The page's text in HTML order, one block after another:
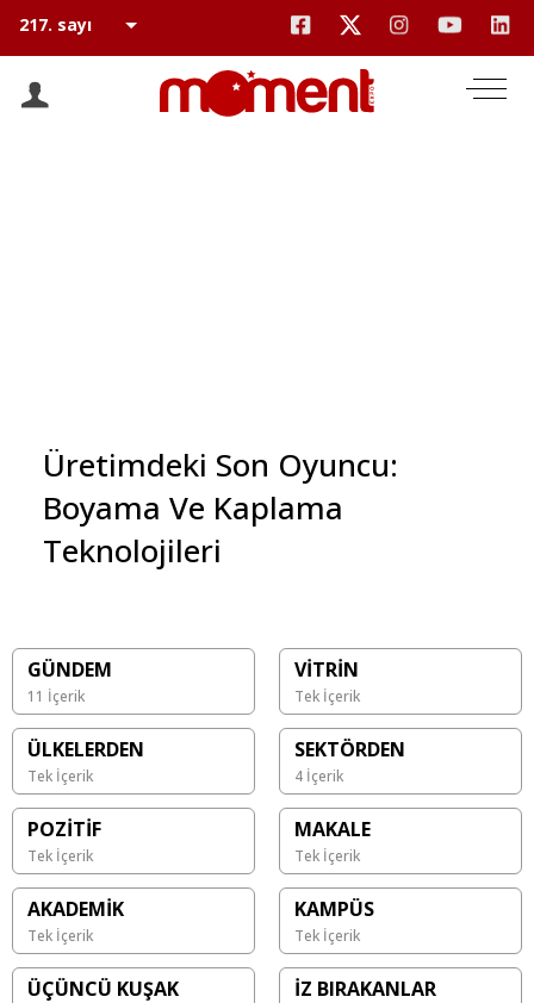
Üretimdeki Son Oyuncu:
Boyama Ve Kaplama
Teknolojileri
GÜNDEM
11 İçerik
VİTRİN
Tek İçerik
ÜLKELERDEN
Tek İçerik
SEKTÖRDEN
4 İçerik
POZİTİF
Tek İçerik
MAKALE
Tek İçerik
AKADEMİK
Tek İçerik
KAMPÜS
Tek İçerik
ÜÇÜNCÜ KUŞAK İZ BIRAKANLAR